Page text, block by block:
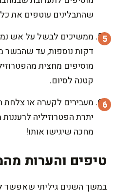
שהתבלינים עוטפים את
דקות נוספות, עד שהבשר
מוסיפים מחצית
קטנה לסיום.
מעבירים לקערה או
יתרת הפטרוזיליה
מחכה שיגישו אותו!
טיפים והערות
במשך השנים גיליתי שאפשר